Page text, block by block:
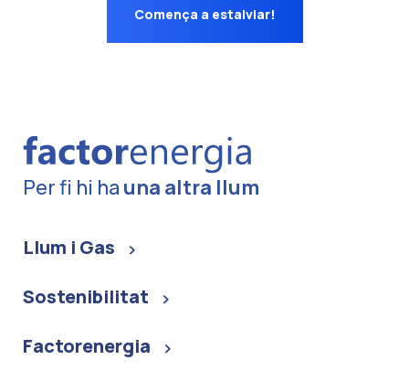
Comença a estalviar!
Per fi hi ha una altra llum
Llum i Gas
Sostenibilitat
Factorenergia